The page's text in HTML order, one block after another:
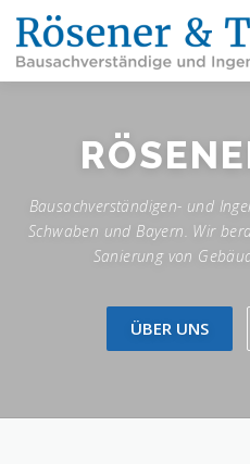
Inhalt
springen
INFORMATIONEN ÜBER
Bausachverständigen- und
Schwaben und Bayern. Wir
Sanierung von
ÜBER UNS